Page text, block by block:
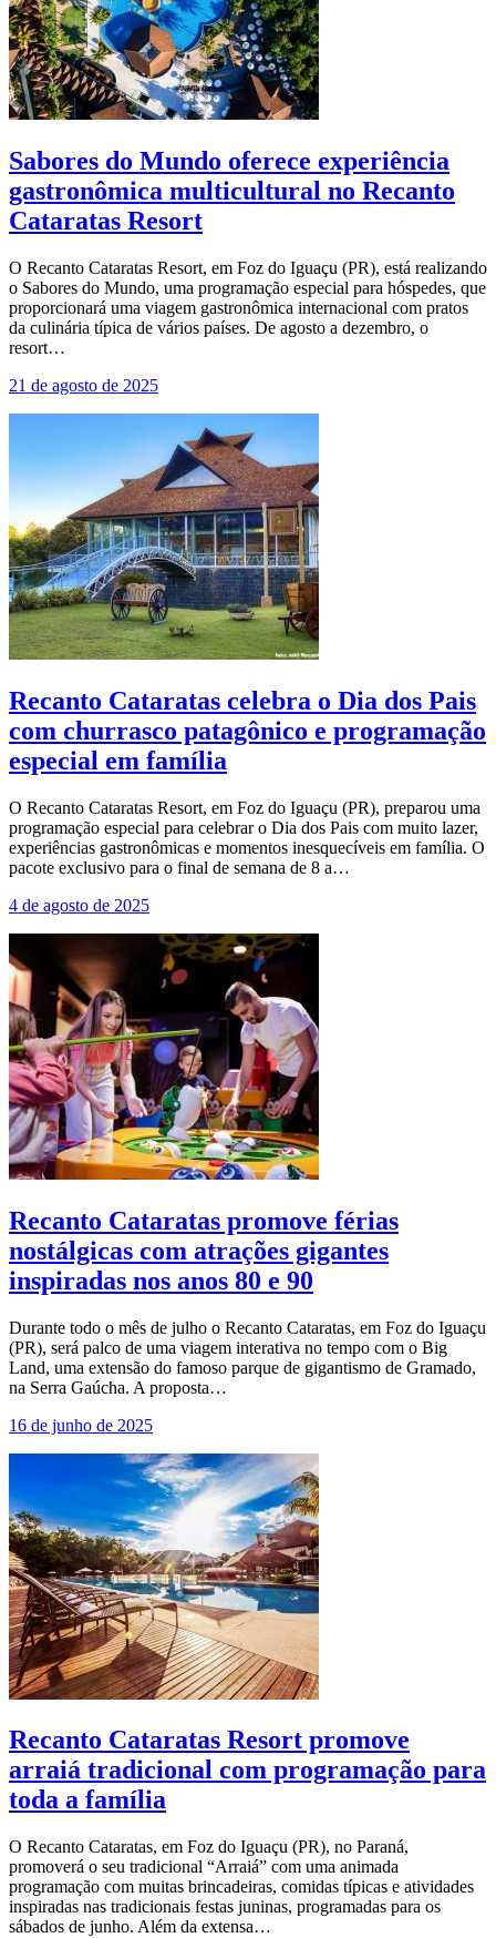
Sabores do Mundo oferece experiência
gastronômica multicultural no Recanto
Cataratas Resort
O Recanto Cataratas Resort, em Foz do Iguaçu (PR), está realizando
o Sabores do Mundo, uma programação especial para hóspedes, que
proporcionará uma viagem gastronômica internacional com pratos
da culinária típica de vários países. De agosto a dezembro, o
resort…
21 de agosto de 2025
Recanto Cataratas celebra o Dia dos Pais
com churrasco patagônico e programação
especial em família
O Recanto Cataratas Resort, em Foz do Iguaçu (PR), preparou uma
programação especial para celebrar o Dia dos Pais com muito lazer,
experiências gastronômicas e momentos inesquecíveis em família. O
pacote exclusivo para o final de semana de 8 a…
4 de agosto de 2025
Recanto Cataratas promove férias
nostálgicas com atrações gigantes
inspiradas nos anos 80 e 90
Durante todo o mês de julho o Recanto Cataratas, em Foz do Iguaçu
(PR), será palco de uma viagem interativa no tempo com o Big
Land, uma extensão do famoso parque de gigantismo de Gramado,
na Serra Gaúcha. A proposta…
16 de junho de 2025
Recanto Cataratas Resort promove
arraiá tradicional com programação para
toda a família
O Recanto Cataratas, em Foz do Iguaçu (PR), no Paraná,
promoverá o seu tradicional “Arraiá” com uma animada
programação com muitas brincadeiras, comidas típicas e atividades
inspiradas nas tradicionais festas juninas, programadas para os
sábados de junho. Além da extensa…